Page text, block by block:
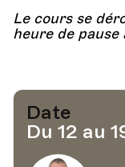
Le cours se
heure de pause
Date
Du 12 au